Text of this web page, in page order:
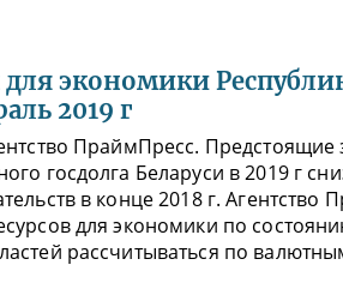
экономики
2019 г
ПраймПресс. Предстоящие
госдолга Беларуси в 2019 г
в конце 2018 г.
для экономики по
рассчитываться по